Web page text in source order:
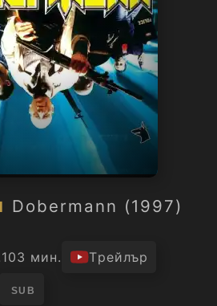
Dobermann (1997)
103 мин. Трейлър
SUB